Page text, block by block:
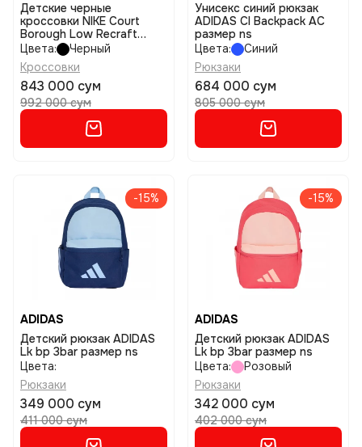
Детские черные
кроссовки NIKE Court
Borough Low Recraft
размер 11,5c
Цвета:
Черный
Кроссовки
843 000 сум
992 000 сум
Унисекс синий рюкзак
ADIDAS Cl Backpack AC
размер ns
Цвета:
Синий
Рюкзаки
684 000 сум
805 000 сум
-15%
ADIDAS
Детский рюкзак ADIDAS
Lk bp 3bar размер ns
Цвета:
Рюкзаки
349 000 сум
411 000 сум
-15%
ADIDAS
Детский рюкзак ADIDAS
Lk bp 3bar размер ns
Цвета:
Розовый
Рюкзаки
342 000 сум
402 000 сум